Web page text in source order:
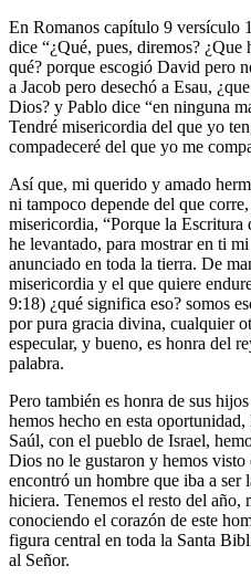
En Romanos capítulo 9 versículo
dice “¿Qué, pues, diremos?
qué? porque escogió David pero
a Jacob pero desechó a Esau,
Dios? y Pablo dice “en ninguna
Tendré misericordia del que yo
compadeceré del que yo me
Así que, mi querido y amado
ni tampoco depende del que
misericordia, “Porque la Escritura
he levantado, para mostrar en ti
anunciado en toda la tierra. De
misericordia y el que quiere
9:18) ¿qué significa eso? somos
por pura gracia divina, cualquier
especular, y bueno, es honra del
palabra.
Pero también es honra de sus
hemos hecho en esta
Saúl, con el pueblo de Israel,
Dios no le gustaron y hemos
encontró un hombre que iba a ser
hiciera. Tenemos el resto del año,
conociendo el corazón de este
figura central en toda la Santa
al Señor.